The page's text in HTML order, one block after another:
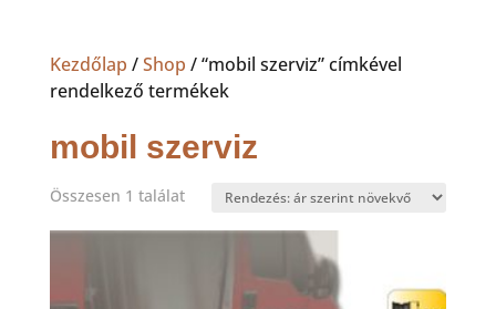
Kezdőlap /Shop / “mobil szerviz” címkével
rendelkező termékek
mobil szerviz
Összesen 1 találat